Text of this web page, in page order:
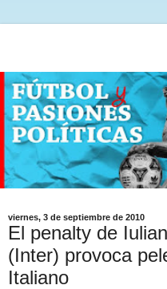
viernes, 3 de septiembre de 2010
El penalty de
(Inter) provoca
Italiano